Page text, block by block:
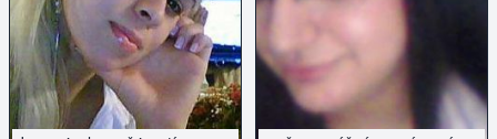
ZOBRAZIT INZERÁT ZOBRAZIT INZERÁT